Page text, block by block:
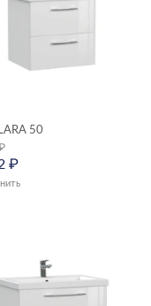
50
₽